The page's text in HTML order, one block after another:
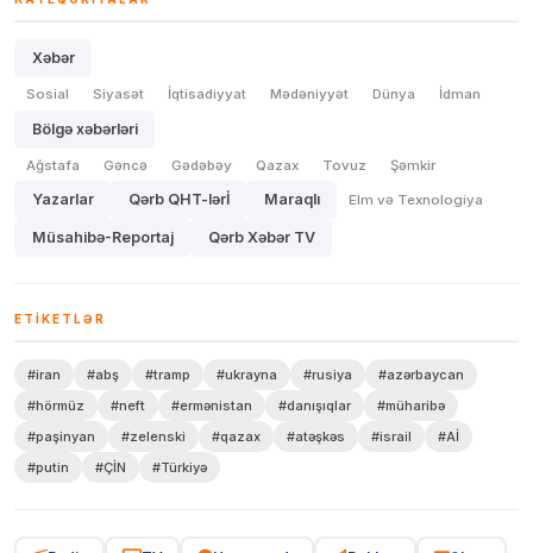
Xəbər
Sosial Siyasət İqtisadiyyat Mədəniyyət Dünya İdman
Bölgə xəbərləri
Ağstafa Gəncə Gədəbəy Qazax Tovuz Şəmkir
Yazarlar Qərb QHT-lərİ Maraqlı Elm və Texnologiya
Müsahibə-Reportaj Qərb Xəbər TV
ETIKETLƏR
#iran #abş #tramp #ukrayna #rusiya
#azərbaycan
#hörmüz
#neft #ermənistan #danışıqlar
#müharibə
#paşinyan
#zelenski #qazax #atəşkəs #israil
#Aİ
#putin
#ÇİN #Türkiyə